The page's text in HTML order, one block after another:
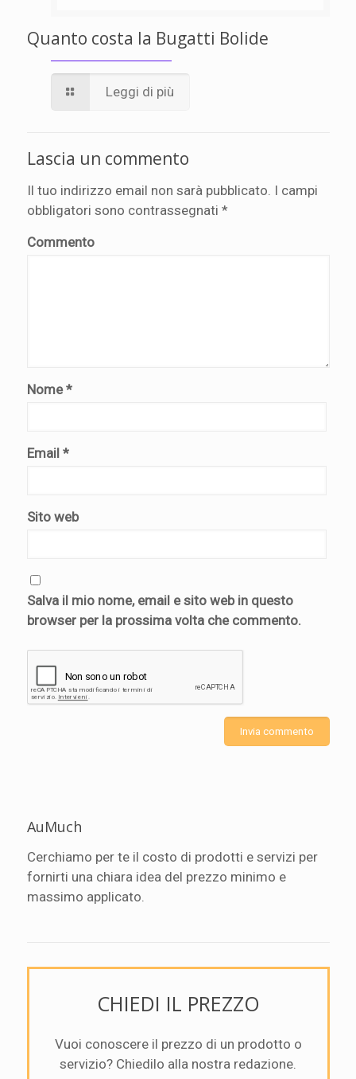
Quanto costa la Bugatti Bolide
Leggi di più
Lascia un commento
Il tuo indirizzo email non sarà pubblicato. I campi
obbligatori sono contrassegnati *
Commento
Nome*
Email *
Sito web
Salva il mio nome, email e sito web in questo
browser per la prossima volta che commento.
AuMuch
Cerchiamo per te il costo di prodotti e servizi per
fornirti una chiara idea del prezzo minimo e
massimo applicato.
CHIEDI IL PREZZO
Vuoi conoscere il prezzo di un prodotto o
servizio? Chiedilo alla nostra redazione.